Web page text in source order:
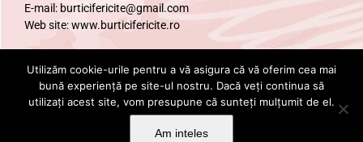
E-mail: burticifericite@gmail.com
Web site:www.burticifericite.ro
URMARESTE-NE
Utilizăm cookie-urile pentru a vă asigura că vă oferim cea mai
bună experiență pe site-ul nostru. Dacă veți continua să
utilizați acest site, vom presupune că sunteți mulțumit de el.
Am inteles